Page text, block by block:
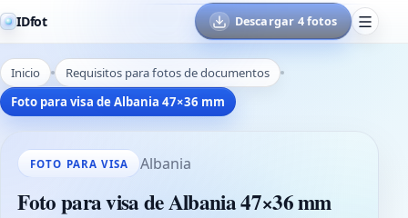
IDfot Descargar 4 fotos
Inicio
Requisitos para fotos de documentos
Foto para visa de Albania 47×36 mm
FOTO PARA VISA Albania
Foto para visa de Albania 47×36 mm